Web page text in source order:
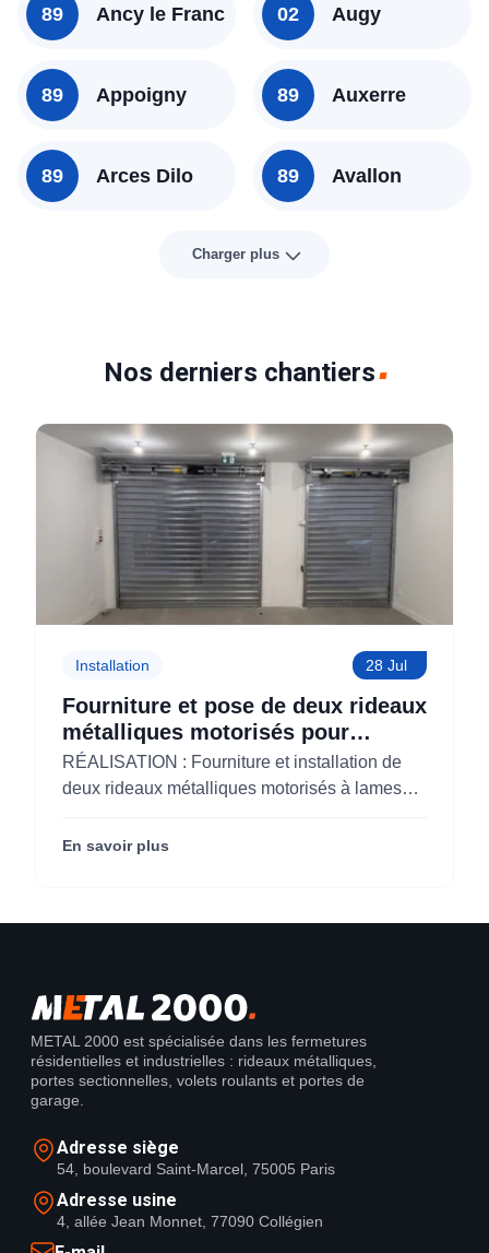
89 Ancy le Franc
89 Appoigny
89 Arces Dilo
02 Augy
89 Auxerre
89 Avallon
Charger plus
Nos derniers chantiers
Installation 28 Jul
Fourniture et pose de deux rideaux
métalliques motorisés pour
KOLAM à Paris 3 (75)
RÉALISATION : Fourniture et installation de
deux rideaux métalliques motorisés à lames
(75003).
En savoir plus
METAL 2000 est spécialisée dans les fermetures
résidentielles et industrielles : rideaux métalliques,
portes sectionnelles, volets roulants et portes de
garage.
Adresse siège
54, boulevard Saint-Marcel, 75005 Paris
Adresse usine
4, allée Jean Monnet, 77090 Collégien